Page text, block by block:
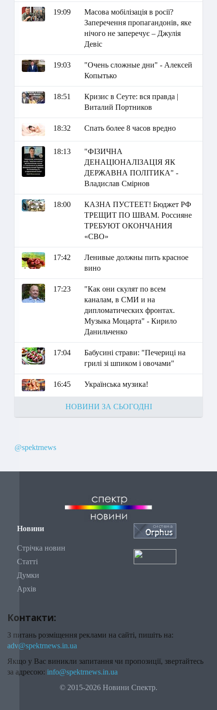
19:09
Масова мобілізація в росії?
Заперечення пропагандонів, яке
нічого не заперечує – Джулія
Девіс
19:03
"Очень сложные дни" - Алексей
Копытько
18:51
Кризис в Сеуте: вся правда |
Виталий Портников
18:32 Спать более 8 часов вредно
18:13
"ФІЗИЧНА
ДЕНАЦІОНАЛІЗАЦІЯ ЯК
ДЕРЖАВНА ПОЛІТИКА" -
Владислав Смірнов
18:00
КАЗНА ПУСТЕЕТ! Бюджет РФ
ТРЕЩИТ ПО ШВАМ. Россияне
ТРЕБУЮТ ОКОНЧАНИЯ
«СВО»
17:42
Ленивые должны пить красное
вино
17:23
"Как они скулят по всем
каналам, в СМИ и на
дипломатических фронтах.
Музыка Моцарта" - Кирило
Данильченко
17:04
Бабусині страви: "Печериці на
грилі зі шпиком і овочами"
16:45 Українська музика!
НОВИНИ ЗА СЬОГОДНІ
@spektrnews
Новини
Стрічка новин
Статті
Думки
Архів
Контакти:
З питань розміщення реклами на сайті, пишіть на:
adv@spektrnews.in.ua
Якщо у Вас виникли запитання чи пропозиції, звертайтесь
за адресою: info@spektrnews.in.ua
© 2015-2026 Новини Спектр.